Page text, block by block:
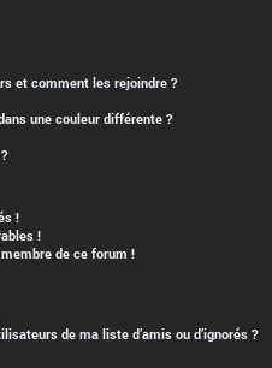
et comment les rejoindre ?
une couleur différente ?
!
!
de ce forum !
de ma liste d’amis ou d’ignorés ?